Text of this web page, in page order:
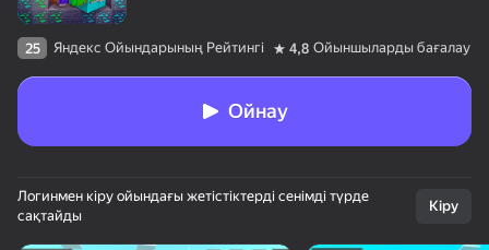
25 Яндекс Ойындарының Рейтингі 4,8 Ойыншыларды бағалау
Ойнау
Логинмен кіру ойындағы жетістіктерді сенімді түрде
сақтайды
Кіру